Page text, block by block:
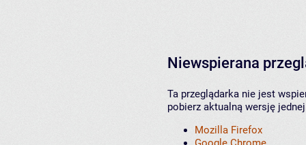
Niewspierana
Ta przeglądarka nie jest
pobierz aktualną wersję
Mozilla Firefox